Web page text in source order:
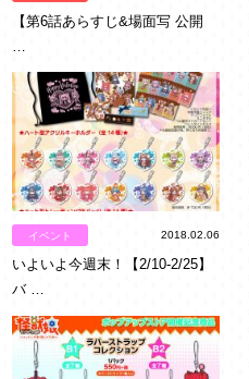
【第6話あらすじ&場面写 公開
イベント 2018.02.06
いよいよ今週末！【2/10-2/25】
バ …